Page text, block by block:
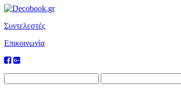
Συντελεστές
Επικοινωνία